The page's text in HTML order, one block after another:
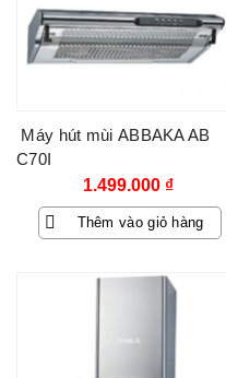
Máy hút mùi ABBAKA AB
C70I
1.499.000 ₫
Thêm vào giỏ hàng